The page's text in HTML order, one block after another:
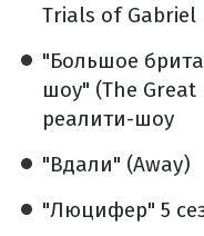
Trials of Gabriel
"Большое
шоу" (The
реалити-шоу
"Вдали" (Away)
"Люцифер" 5